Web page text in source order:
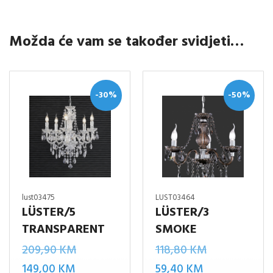
Možda će vam se također svidjeti…
-30%
lust03475
LÜSTER/5
TRANSPARENT
209,90KMIzvorna
Trenutna
-50%
LUST03464
LÜSTER/3
SMOKE
118,80KMIzvorna
Trenutna